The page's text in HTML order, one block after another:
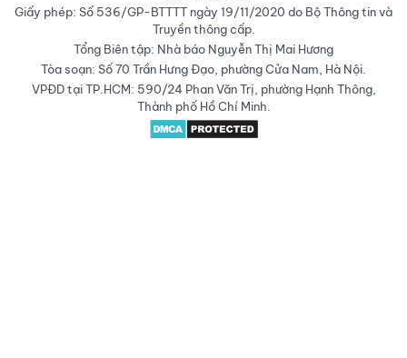
Giấy phép: Số 536/GP-BTTTT ngày 19/11/2020 do Bộ Thông tin và
Truyền thông cấp.
Tổng Biên tập: Nhà báo Nguyễn Thị Mai Hương
Tòa soạn: Số 70 Trần Hưng Đạo, phường Cửa Nam, Hà Nội.
VPĐD tại TP.HCM: 590/24 Phan Văn Trị, phường Hạnh Thông,
Thành phố Hồ Chí Minh.